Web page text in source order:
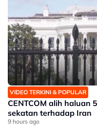
VIDEO TERKINI & POPULAR
CENTCOM alih haluan
sekatan terhadap Iran
9 hours ago